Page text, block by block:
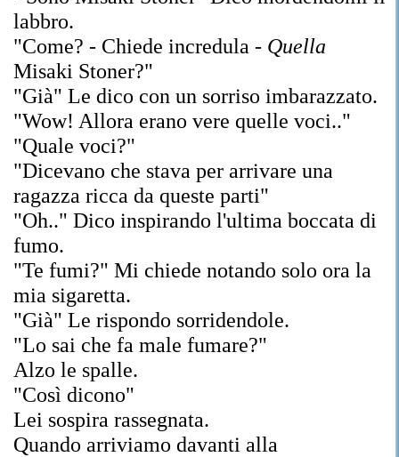
labbro.
"Come? - Chiede incredula - Quella
Misaki Stoner?"
"Già" Le dico con un sorriso imbarazzato.
"Wow! Allora erano vere quelle voci.."
"Quale voci?"
"Dicevano che stava per arrivare una
ragazza ricca da queste parti"
"Oh.." Dico inspirando l'ultima boccata di
fumo.
"Te fumi?" Mi chiede notando solo ora la
mia sigaretta.
"Già" Le rispondo sorridendole.
"Lo sai che fa male fumare?"
Alzo le spalle.
"Così dicono"
Lei sospira rassegnata.
Quando arriviamo davanti alla